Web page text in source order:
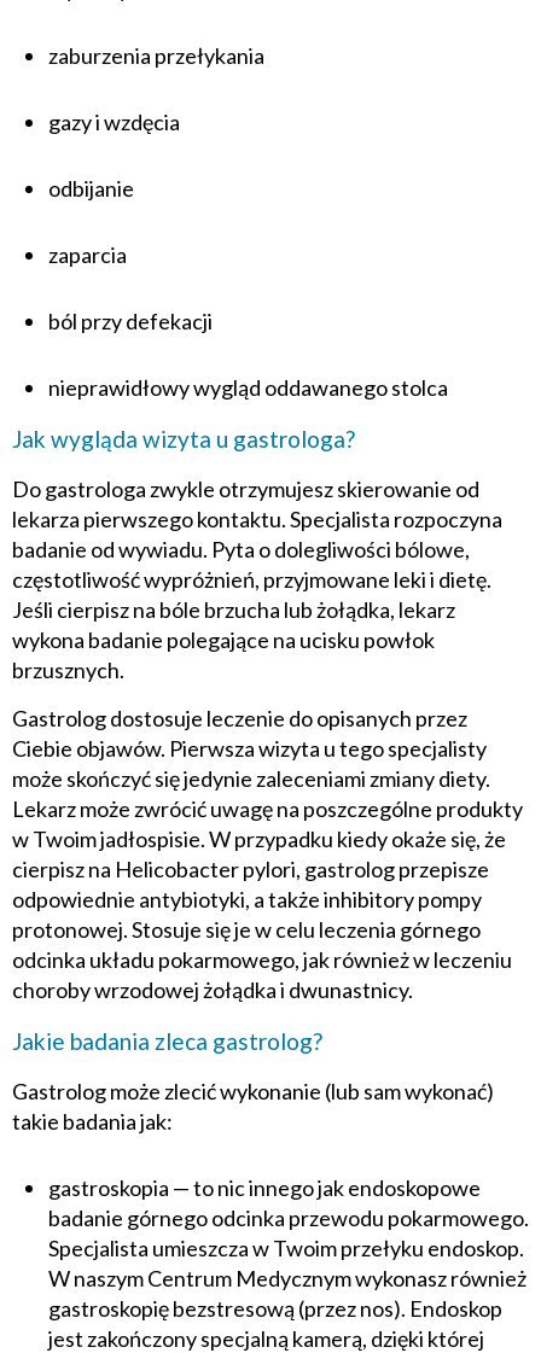
zaburzenia przełykania
gazy i wzdęcia
odbijanie
zaparcia
ból przy defekacji
nieprawidłowy wygląd oddawanego stolca
Jak wygląda wizyta u gastrologa?
Do gastrologa zwykle otrzymujesz skierowanie od
lekarza pierwszego kontaktu. Specjalista rozpoczyna
badanie od wywiadu. Pyta o dolegliwości bólowe,
częstotliwość wypróżnień, przyjmowane leki i dietę.
Jeśli cierpisz na bóle brzucha lub żołądka, lekarz
wykona badanie polegające na ucisku powłok
brzusznych.
Gastrolog dostosuje leczenie do opisanych przez
Ciebie objawów. Pierwsza wizyta u tego specjalisty
może skończyć się jedynie zaleceniami zmiany diety.
Lekarz może zwrócić uwagę na poszczególne produkty
w Twoim jadłospisie. W przypadku kiedy okaże się, że
cierpisz na Helicobacter pylori, gastrolog przepisze
odpowiednie antybiotyki, a także inhibitory pompy
protonowej. Stosuje się je w celu leczenia górnego
odcinka układu pokarmowego, jak również w leczeniu
choroby wrzodowej żołądka i dwunastnicy.
Jakie badania zleca gastrolog?
Gastrolog może zlecić wykonanie (lub sam wykonać)
takie badania jak:
gastroskopia — to nic innego jak endoskopowe
badanie górnego odcinka przewodu pokarmowego.
Specjalista umieszcza w Twoim przełyku endoskop.
W naszym Centrum Medycznym wykonasz również
gastroskopię bezstresową (przez nos). Endoskop
jest zakończony specjalną kamerą, dzięki której